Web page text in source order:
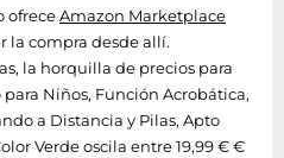
ofreceAmazon Marketplace
la compra desde allí.
la horquilla de precios para
Niños, Función Acrobática,
a Distancia y Pilas, Apto
Verde oscila entre 19,99 € €